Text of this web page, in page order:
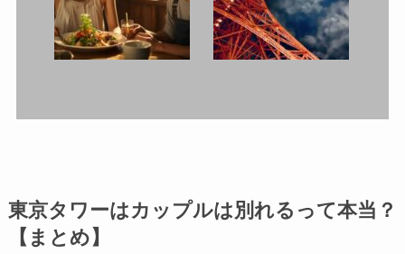
東京タワーはカップルは別れるって本当？
【まとめ】